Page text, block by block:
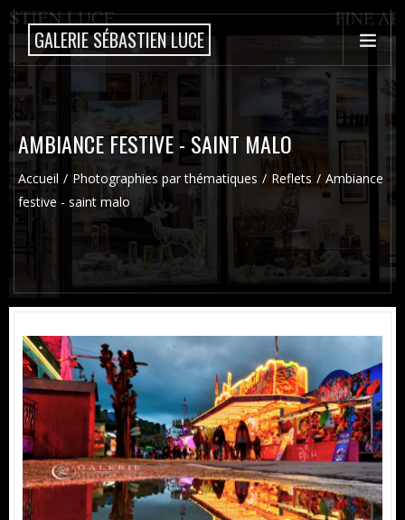
GALERIE SÉBASTIEN LUCE
AMBIANCE FESTIVE - SAINT MALO
Accueil Photographies par thématiques Reflets
Ambiance
festive - saint malo